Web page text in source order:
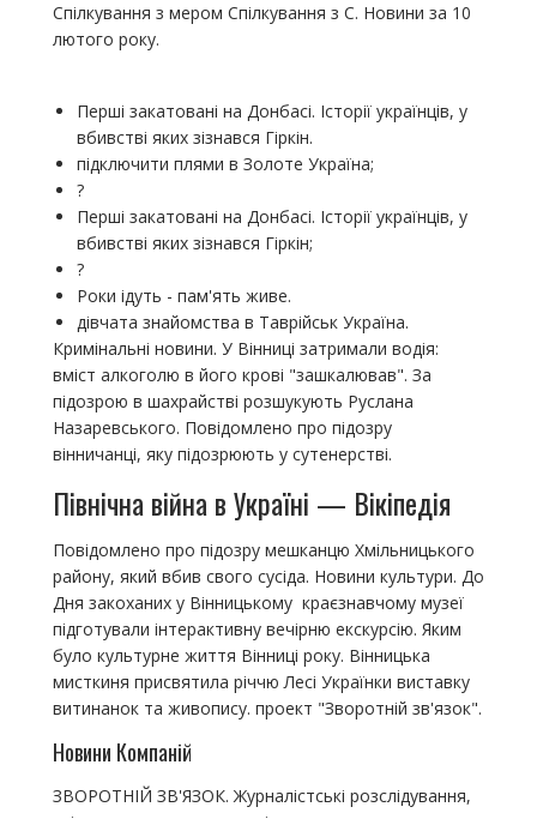
Спілкування з мером Спілкування з С. Новини за 10
лютого року.
Перші закатовані на Донбасі. Історії українців, у
вбивстві яких зізнався Гіркін.
підключити плями в Золоте Україна;
?
Перші закатовані на Донбасі. Історії українців, у
вбивстві яких зізнався Гіркін;
?
Роки ідуть - пам'ять живе.
дівчата знайомства в Таврійськ Україна.
Кримінальні новини. У Вінниці затримали водія:
вміст алкоголю в його крові "зашкалював". За
підозрою в шахрайстві розшукують Руслана
Назаревського. Повідомлено про підозру
вінничанці, яку підозрюють у сутенерстві.
Північна війна в Україні — Вікіпедія
Повідомлено про підозру мешканцю Хмільницького
району, який вбив свого сусіда. Новини культури. До
Дня закоханих у Вінницькому краєзнавчому музеї
підготували інтерактивну вечірню екскурсію. Яким
було культурне життя Вінниці року. Вінницька
мисткиня присвятила річчю Лесі Українки виставку
витинанок та живопису. проект "Зворотній зв'язок".
Новини Компаній
ЗВОРОТНІЙ ЗВ'ЯЗОК. Журналістські розслідування,